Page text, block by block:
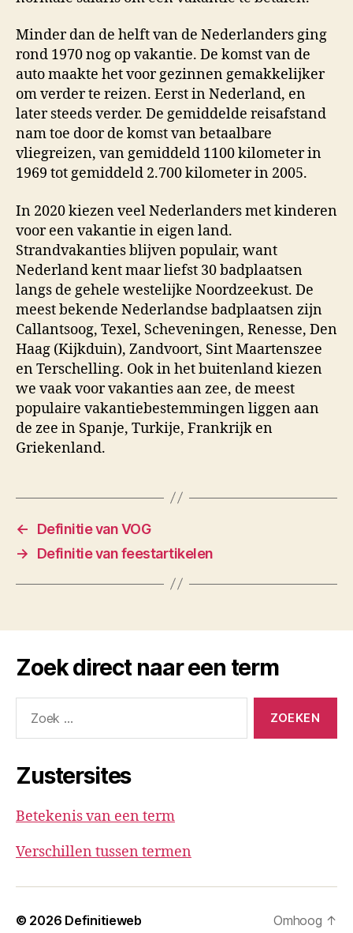
Minder dan de helft van de Nederlanders ging
rond 1970 nog op vakantie. De komst van de
auto maakte het voor gezinnen gemakkelijker
om verder te reizen. Eerst in Nederland, en
later steeds verder. De gemiddelde reisafstand
nam toe door de komst van betaalbare
vliegreizen, van gemiddeld 1100 kilometer in
1969 tot gemiddeld 2.700 kilometer in 2005.
In 2020 kiezen veel Nederlanders met kinderen
voor een vakantie in eigen land.
Strandvakanties blijven populair, want
Nederland kent maar liefst 30 badplaatsen
langs de gehele westelijke Noordzeekust. De
meest bekende Nederlandse badplaatsen zijn
Callantsoog, Texel, Scheveningen, Renesse, Den
Haag (Kijkduin), Zandvoort, Sint Maartenszee
en Terschelling. Ook in het buitenland kiezen
we vaak voor vakanties aan zee, de meest
populaire vakantiebestemmingen liggen aan
de zee in Spanje, Turkije, Frankrijk en
Griekenland.
←
Definitie van VOG
→
Definitie van feestartikelen
Zoek direct naar een term
naar:
Zustersites
Betekenis van een term
Verschillen tussen termen
© 2026 Definitieweb Omhoog ↑